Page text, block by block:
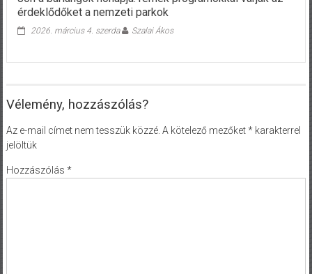
érdeklődőket a nemzeti parkok
2026. március 4. szerda Szalai Ákos
Vélemény, hozzászólás?
Az e-mail címet nem tesszük közzé. A kötelező mezőket*karakterrel
jelöltük
Hozzászólás *